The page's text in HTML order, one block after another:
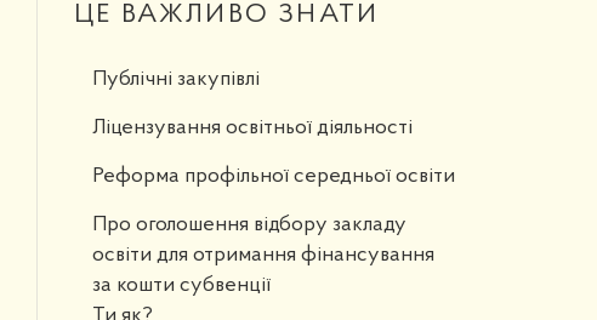
ЦЕ ВАЖЛИВО ЗНАТИ
Публічні закупівлі
Ліцензування освітньої діяльності
Реформа профільної середньої освіти
Про оголошення відбору закладу
освіти для отримання фінансування
за кошти субвенції